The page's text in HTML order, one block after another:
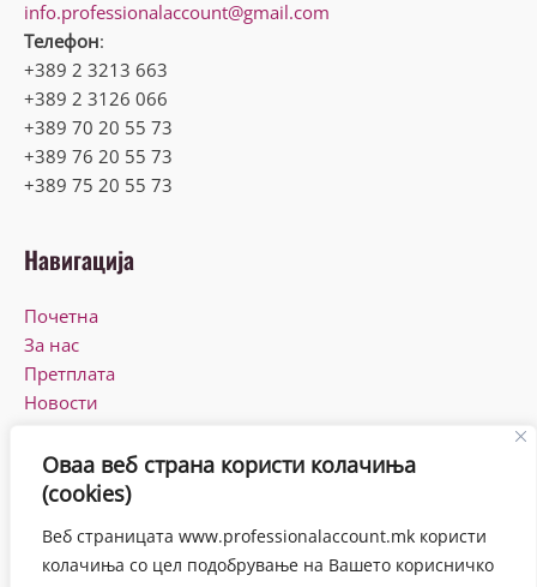
Оваа веб страна користи колачиња
(cookies)
Веб страницата www.professionalaccount.mk користи
колачиња со цел подобрување на Вашето корисничко
info.professionalaccount@gmail.com
Телефон:
+389 2 3213 663
+389 2 3126 066
+389 70 20 55 73
+389 76 20 55 73
+389 75 20 55 73
Навигација
Почетна
За нас
Претплата
Новости
Контакт
Работно време
Понеделник-Петок